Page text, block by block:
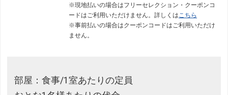
※現地払いの場合はフリーセレクション・クーポンコ
ードはご利用いただけません。詳しくはこちら
※事前払いの場合はクーポンコードはご利用いただけ
ません。
部屋：食事/1室あたりの定員